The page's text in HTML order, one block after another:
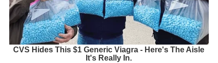
CVS Hides This $1 Generic Viagra - Here's The Aisle
It's Really In.